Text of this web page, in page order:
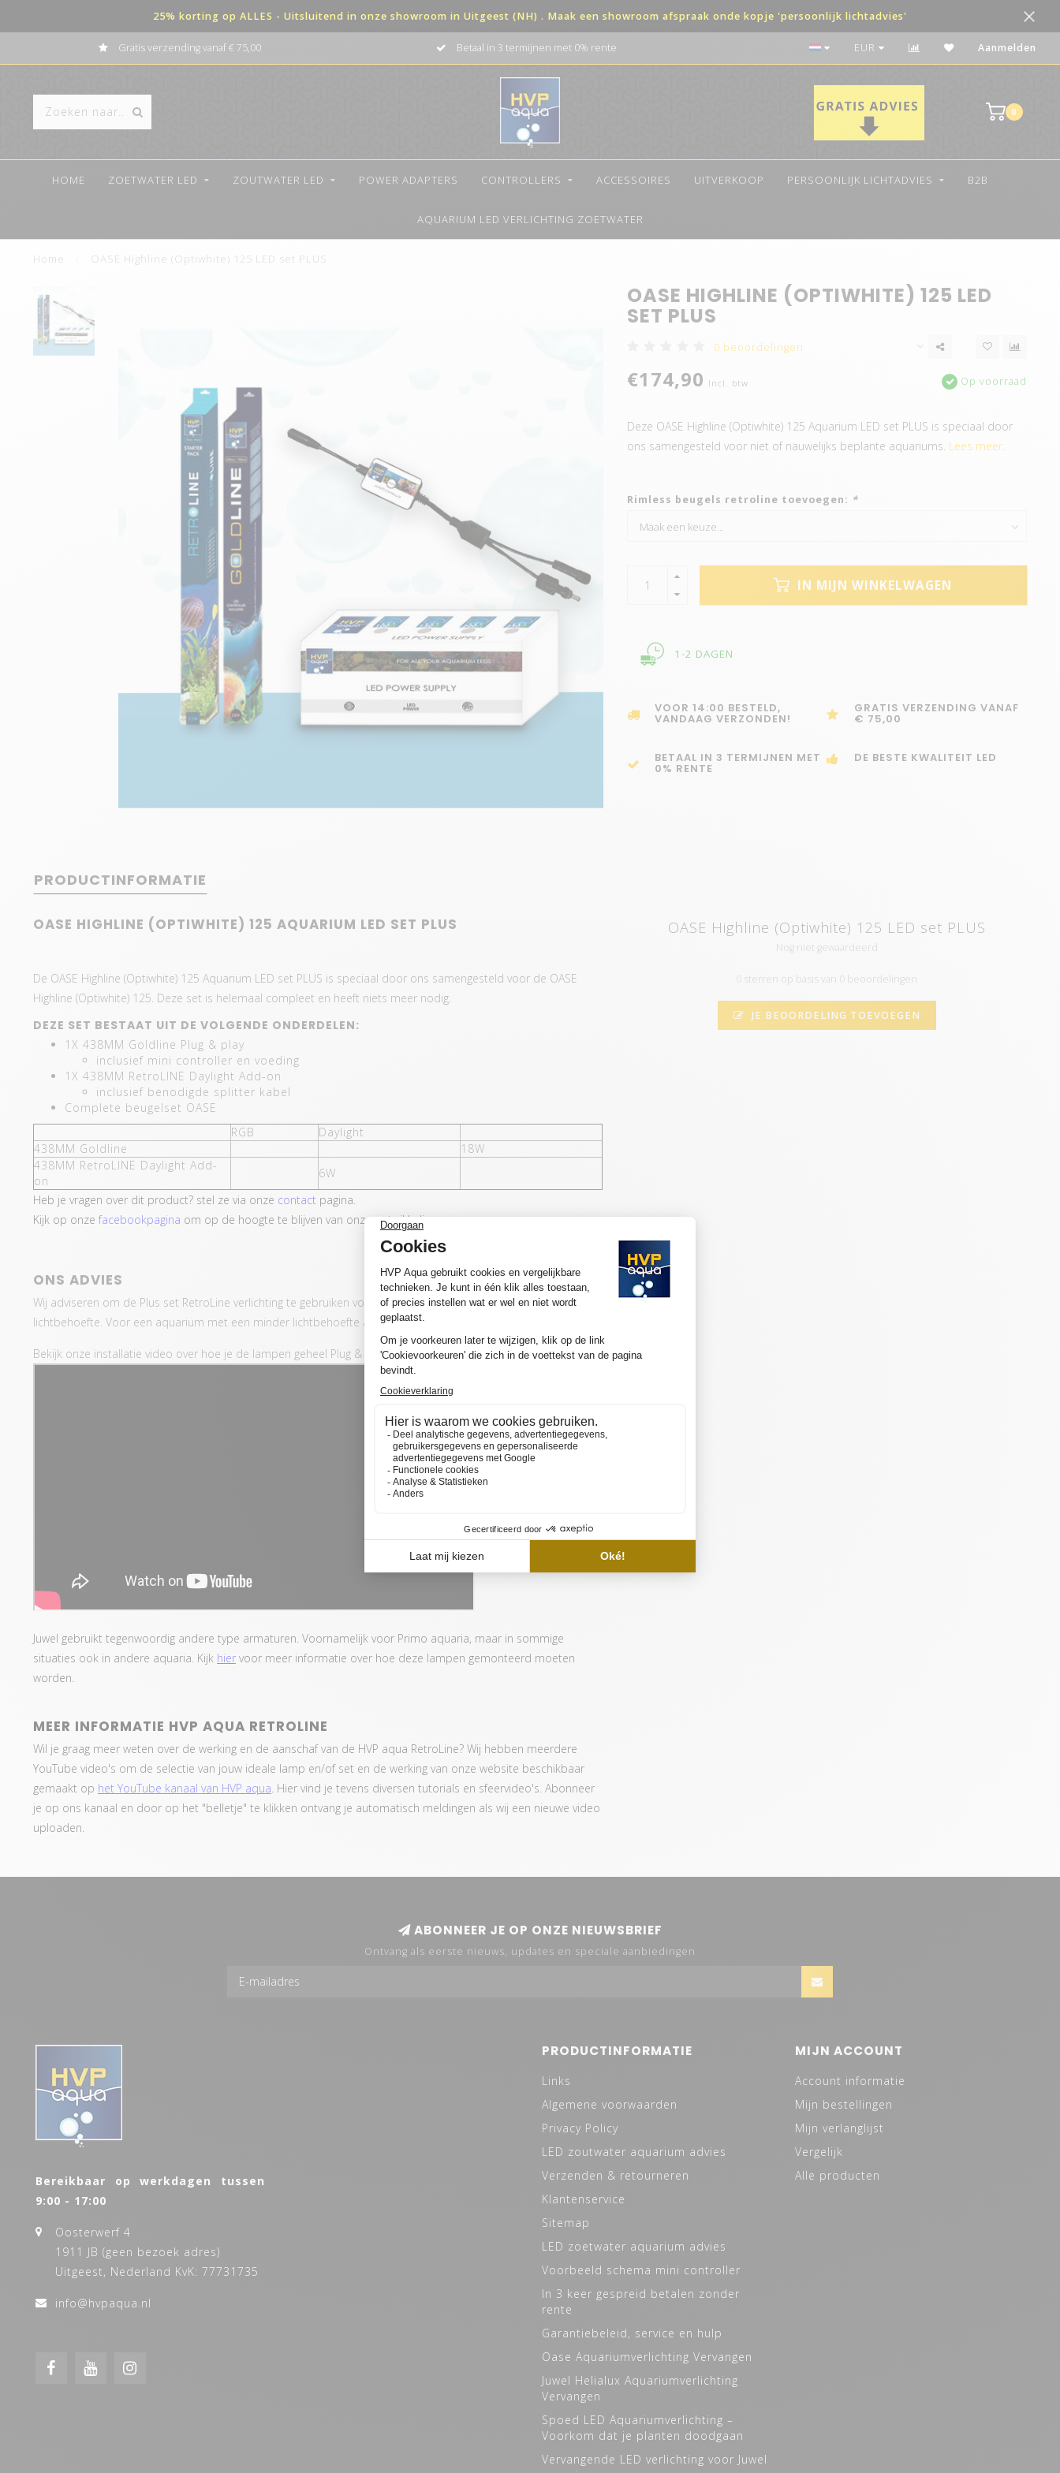
25% korting op ALLES - Uitsluitend in onze showroom in Uitgeest (NH) . Maak een showroom afspraak onde kopje 'persoonlijk lichtadvies'
Gratis verzending vanaf € 75,00 Betaal in 3 termijnen met 0% rente De beste kwaliteit LED
EUR Aanmelden
0
HOME ZOETWATER LED ZOUTWATER LED POWER ADAPTERS CONTROLLERS ACCESSOIRES UITVERKOOP PERSOONLIJK LICHTADVIES B2B
AQUARIUM LED VERLICHTING ZOETWATER
Home OASE Highline (Optiwhite) 125 LED set PLUS
OASE HIGHLINE (OPTIWHITE) 125 LED
SET PLUS
0 beoordelingen
€174,90 Incl. btw Op voorraad
Deze OASE Highline (Optiwhite) 125 Aquarium LED set PLUS is speciaal door
ons samengesteld voor niet of nauwelijks beplante aquariums. Lees meer..
Rimless beugels retroline toevoegen: *
IN MIJN WINKELWAGEN
1-2 DAGEN
VOOR 14:00 BESTELD,
VANDAAG VERZONDEN!
GRATIS VERZENDING VANAF
€ 75,00
BETAAL IN 3 TERMIJNEN MET
0% RENTE
DE BESTE KWALITEIT LED
PRODUCTINFORMATIE
OASE HIGHLINE (OPTIWHITE) 125 AQUARIUM LED SET PLUS
De OASE Highline (Optiwhite) 125 Aquarium LED set PLUS is speciaal door ons samengesteld voor de OASE
Highline (Optiwhite) 125. Deze set is helemaal compleet en heeft niets meer nodig.
DEZE SET BESTAAT UIT DE VOLGENDE ONDERDELEN:
1X 438MM Goldline Plug & play
inclusief mini controller en voeding
1X 438MM RetroLINE Daylight Add-on
inclusief benodigde splitter kabel
Complete beugelset OASE
RGB
Daylight
438MM Goldline
18W
438MM RetroLINE Daylight Add-
on
6W
Heb je vragen over dit product? stel ze via onze contact pagina.
Kijk op onze facebookpagina om op de hoogte te blijven van onze ontwikkelingen
ONS ADVIES
Wij adviseren om de Plus set RetroLine verlichting te gebruiken voor aquaria met gemiddeld tot veel
lichtbehoefte. Voor een aquarium met een minder lichtbehoefte adviseren wij om voor de basic set te kiezen.
Bekijk onze installatie video over hoe je de lampen geheel Plug & play aansluit:
Juwel gebruikt tegenwoordig andere type armaturen. Voornamelijk voor Primo aquaria, maar in sommige
situaties ook in andere aquaria. Kijk hier voor meer informatie over hoe deze lampen gemonteerd moeten
worden.
MEER INFORMATIE HVP AQUA RETROLINE
Wil je graag meer weten over de werking en de aanschaf van de HVP aqua RetroLine? Wij hebben meerdere
YouTube video's om de selectie van jouw ideale lamp en/of set en de werking van onze website beschikbaar
gemaakt op het YouTube kanaal van HVP aqua . Hier vind je tevens diversen tutorials en sfeervideo's. Abonneer
je op ons kanaal en door op het "belletje" te klikken ontvang je automatisch meldingen als wij een nieuwe video
uploaden.
OASE Highline (Optiwhite) 125 LED set PLUS
Nog niet gewaardeerd
0 sterren op basis van 0 beoordelingen
JE BEOORDELING TOEVOEGEN
ABONNEER JE OP ONZE NIEUWSBRIEF
Ontvang als eerste nieuws, updates en speciale aanbiedingen
Bereikbaar op werkdagen tussen
9:00 - 17:00
Oosterwerf 4
1911 JB (geen bezoek adres)
Uitgeest, Nederland KvK: 77731735
info@hvpaqua.nl
PRODUCTINFORMATIE
Links
Algemene voorwaarden
Privacy Policy
LED zoutwater aquarium advies
Verzenden & retourneren
Klantenservice
Sitemap
LED zoetwater aquarium advies
Voorbeeld schema mini controller
In 3 keer gespreid betalen zonder
rente
Garantiebeleid, service en hulp
Oase Aquariumverlichting Vervangen
Juwel Helialux Aquariumverlichting
Vervangen
Spoed LED Aquariumverlichting –
Voorkom dat je planten doodgaan
Vervangende LED verlichting voor Juwel
MIJN ACCOUNT
Account informatie
Mijn bestellingen
Mijn verlanglijst
Vergelijk
Alle producten